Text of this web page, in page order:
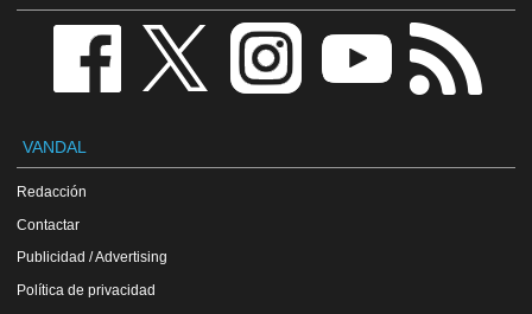
VANDAL
Redacción
Contactar
Publicidad / Advertising
Política de privacidad